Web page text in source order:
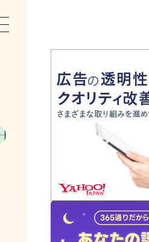
トップ
ユーザーの声
占いの流れ
おすすめの占い師